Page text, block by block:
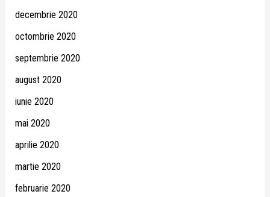
decembrie 2020
octombrie 2020
septembrie 2020
august 2020
iunie 2020
mai 2020
aprilie 2020
martie 2020
februarie 2020